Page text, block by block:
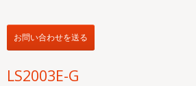
お問い合わせを送る
LS2003E-G